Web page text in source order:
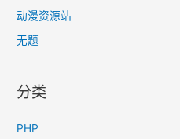
动漫资源站
无题
分类
PHP